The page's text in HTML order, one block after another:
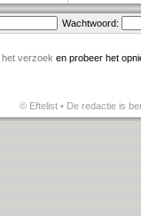
Wachtwoord:
het verzoek en probeer het
© Eftelist • De redactie is